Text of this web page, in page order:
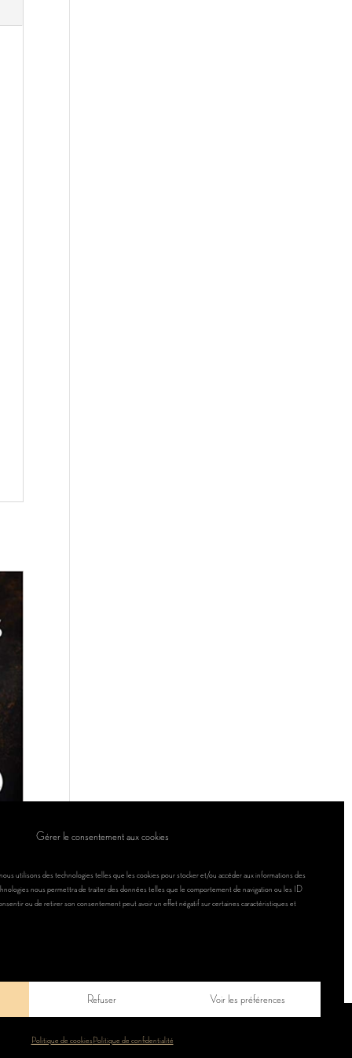
Gérer le consentement aux cookies
utilisons des technologies telles que les cookies pour stocker et/ou accéder aux informations des
nous permettra de traiter des données telles que le comportement de navigation ou les ID
ou de retirer son consentement peut avoir un effet négatif sur certaines caractéristiques et
Refuser Voir les préférences
Politique de cookiesPolitique de confidentialité